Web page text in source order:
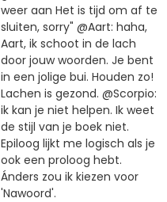
weer aan Het is tijd om af te
sluiten, sorry" @Aart: haha,
Aart, ik schoot in de lach
door jouw woorden. Je bent
in een jolige bui. Houden zo!
Lachen is gezond. @Scorpio:
ik kan je niet helpen. Ik weet
de stijl van je boek niet.
Epiloog lijkt me logisch als je
ook een proloog hebt.
Ánders zou ik kiezen voor
'Nawoord'.